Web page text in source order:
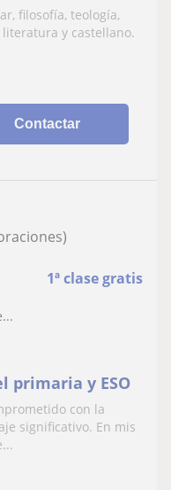
filosofía, teología,
y castellano.
Contactar
1ª clase gratis
primaria y ESO
con la
significativo. En mis